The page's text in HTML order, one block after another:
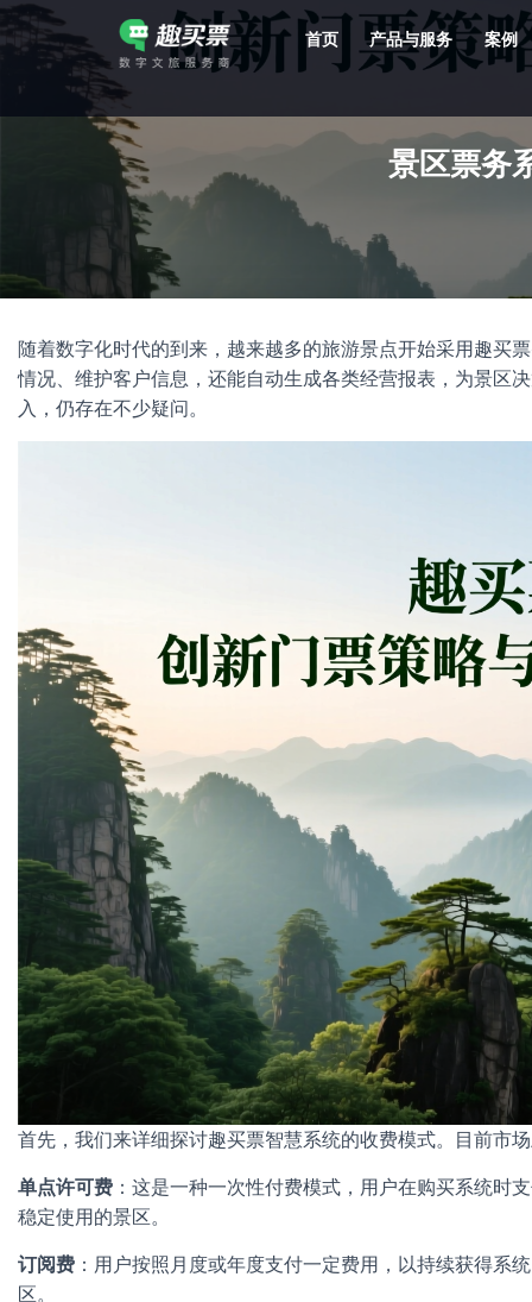
首页 产品与服务 案例
景区票务
随着数字化时代的到来，越来越多的旅游景点开始采用趣买
情况、维护客户信息，还能自动生成各类经营报表，为景区
入，仍存在不少疑问。
首先，我们来详细探讨趣买票智慧系统的收费模式。目前市
单点许可费 ：这是一种一次性付费模式，用户在购买系统时
稳定使用的景区。
订阅费 ：用户按照月度或年度支付一定费用，以持续获得系
区。